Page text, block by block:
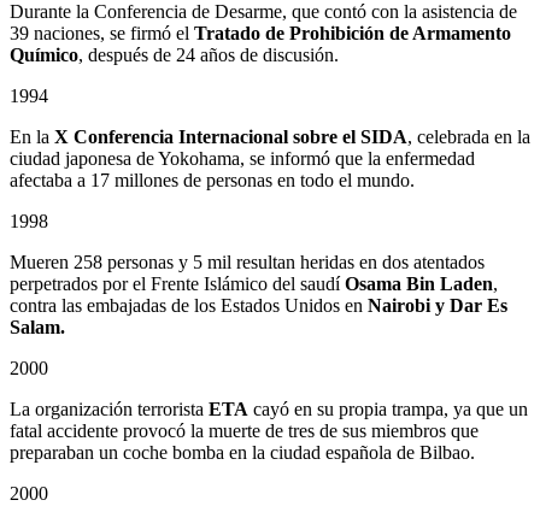
Durante la Conferencia de Desarme, que contó con la asistencia de
39 naciones, se firmó el Tratado de Prohibición de Armamento
Químico, después de 24 años de discusión.
1994
En la X Conferencia Internacional sobre el SIDA, celebrada en la
ciudad japonesa de Yokohama, se informó que la enfermedad
afectaba a 17 millones de personas en todo el mundo.
1998
Mueren 258 personas y 5 mil resultan heridas en dos atentados
perpetrados por el Frente Islámico del saudíOsama Bin Laden,
contra las embajadas de los Estados Unidos en Nairobi y Dar Es
Salam.
2000
La organización terrorista ETA cayó en su propia trampa, ya que un
fatal accidente provocó la muerte de tres de sus miembros que
preparaban un coche bomba en la ciudad española de Bilbao.
2000